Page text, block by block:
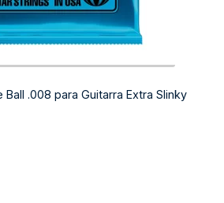
.008 para Guitarra Extra Slinky